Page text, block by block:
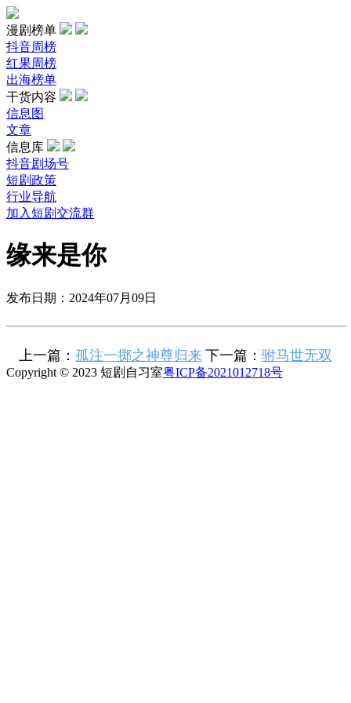
漫剧榜单
抖音周榜
红果周榜
出海榜单
干货内容
信息图
文章
信息库
抖音剧场号
短剧政策
行业导航
加入短剧交流群
缘来是你
发布日期：2024年07月09日
上一篇： 孤注一掷之神尊归来 下一篇： 驸马世无双
Copyright © 2023 短剧自习室粤ICP备2021012718号